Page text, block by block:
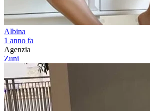
Albina
1 anno fa
Agenzia
Zuni